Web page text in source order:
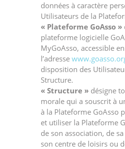
données à caractère
Utilisateurs de la
« Plateforme GoAsso »
plateforme logicielle
MyGoAsso, accessible
l’adresse
disposition des
Structure.
« Structure » désigne
morale qui a souscrit à
à la Plateforme GoAsso
et utiliser la Plateforme
de son association, de
son centre de loisirs ou